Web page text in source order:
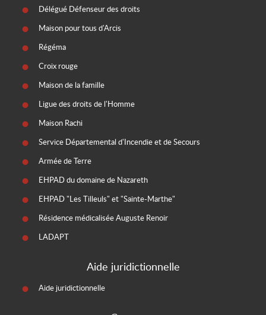
Délégué Défenseur des droits
Maison pour tous d'Arcis
Régéma
Croix rouge
Maison de la famille
Ligue des droits de l'Homme
Maison Rachi
Service Départemental d'Incendie et de Secours
Armée de Terre
EHPAD du domaine de Nazareth
EHPAD "Les Tilleuls" et "Sainte-Marthe"
Résidence médicalisée Auguste Renoir
LADAPT
Aide juridictionnelle
Aide juridictionnelle